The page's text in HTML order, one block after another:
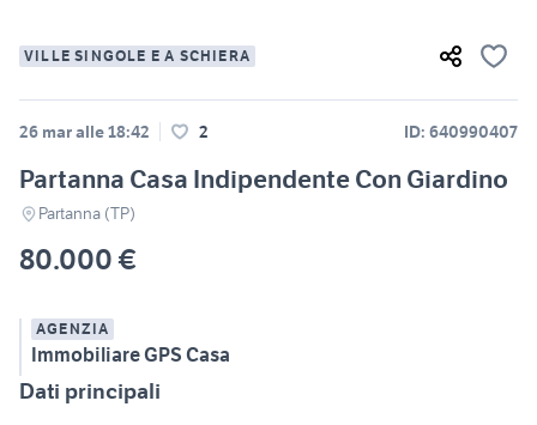
VILLE SINGOLE E A SCHIERA
26 mar alle 18:42 2 ID: 640990407
Partanna Casa Indipendente Con Giardino
Partanna (TP)
80.000 €
AGENZIA
Immobiliare GPS Casa
Dati principali